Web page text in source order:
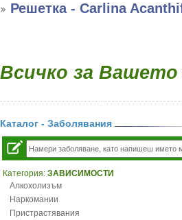
Решетка - Carlina
Всичко за Вашето
Каталог - Заболявания
Категория: ЗАВИСИМОСТИ
Алкохолизъм
Наркомании
Пристрастявания